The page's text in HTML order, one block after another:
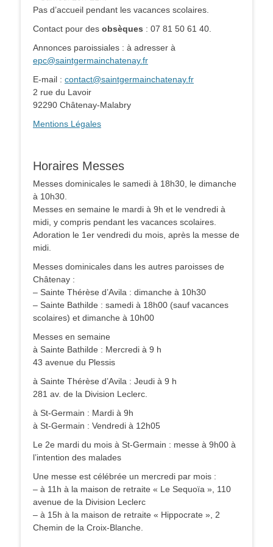
Pas d’accueil pendant les vacances scolaires.
Contact pour des obsèques : 07 81 50 61 40.
Annonces paroissiales : à adresser à
epc@saintgermainchatenay.fr
E-mail : contact@saintgermainchatenay.fr
2 rue du Lavoir
92290 Châtenay-Malabry
Mentions Légales
Horaires Messes
Messes dominicales le samedi à 18h30, le dimanche
à 10h30.
Messes en semaine le mardi à 9h et le vendredi à
midi, y compris pendant les vacances scolaires.
Adoration le 1er vendredi du mois, après la messe de
midi.
Messes dominicales dans les autres paroisses de
Châtenay :
– Sainte Thérèse d’Avila : dimanche à 10h30
– Sainte Bathilde : samedi à 18h00 (sauf vacances
scolaires) et dimanche à 10h00
Messes en semaine
à Sainte Bathilde : Mercredi à 9 h
43 avenue du Plessis
à Sainte Thérèse d’Avila : Jeudi à 9 h
281 av. de la Division Leclerc.
à St-Germain : Mardi à 9h
à St-Germain : Vendredi à 12h05
Le 2e mardi du mois à St-Germain : messe à 9h00 à
l’intention des malades
Une messe est célébrée un mercredi par mois :
– à 11h à la maison de retraite « Le Sequoïa », 110
avenue de la Division Leclerc
– à 15h à la maison de retraite « Hippocrate », 2
Chemin de la Croix-Blanche.